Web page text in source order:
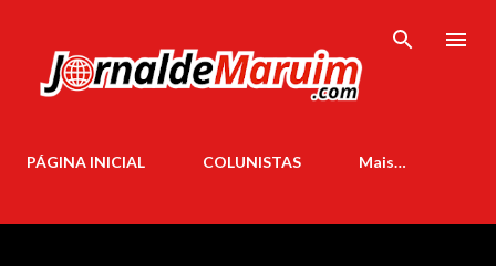
PÁGINA INICIAL COLUNISTAS Mais…